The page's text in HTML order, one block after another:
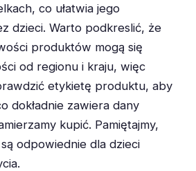
co ułatwia jego
dzieci. Warto podkreslić, że
produktów mogą się
od regionu i kraju, więc
etykietę produktu, aby
dokładnie zawiera dany
kupić. Pamiętajmy,
odpowiednie dla dzieci